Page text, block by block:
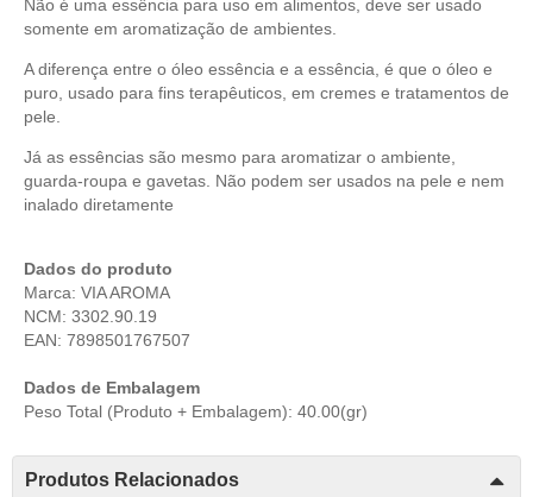
Não é uma essência para uso em alimentos, deve ser usado
somente em aromatização de ambientes.
A diferença entre o óleo essência e a essência, é que o óleo e
puro, usado para fins terapêuticos, em cremes e tratamentos de
pele.
Já as essências são mesmo para aromatizar o ambiente,
guarda-roupa e gavetas. Não podem ser usados na pele e nem
inalado diretamente
Dados do produto
Marca: VIA AROMA
NCM: 3302.90.19
EAN: 7898501767507
Dados de Embalagem
Peso Total (Produto + Embalagem): 40.00(gr)
Produtos Relacionados